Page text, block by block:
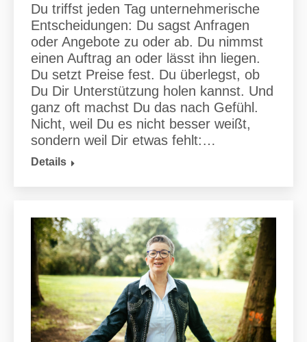
Du triffst jeden Tag unternehmerische
Entscheidungen: Du sagst Anfragen
oder Angebote zu oder ab. Du nimmst
einen Auftrag an oder lässt ihn liegen.
Du setzt Preise fest. Du überlegst, ob
Du Dir Unterstützung holen kannst. Und
ganz oft machst Du das nach Gefühl.
Nicht, weil Du es nicht besser weißt,
sondern weil Dir etwas fehlt:…
Details